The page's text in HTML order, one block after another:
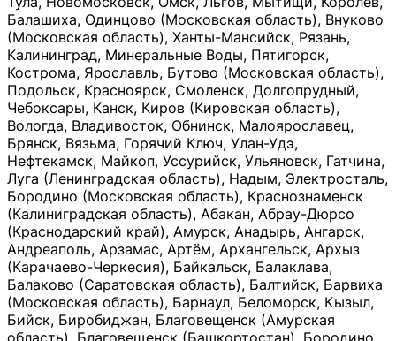
Балашиха, Одинцово (Московская область), Внуково
(Московская область), Ханты-Мансийск, Рязань,
Калининград, Минеральные Воды, Пятигорск,
Кострома, Ярославль, Бутово (Московская область),
Подольск, Красноярск, Смоленск, Долгопрудный,
Чебоксары, Канск, Киров (Кировская область),
Вологда, Владивосток, Обнинск, Малоярославец,
Брянск, Вязьма, Горячий Ключ, Улан-Удэ,
Нефтекамск, Майкоп, Уссурийск, Ульяновск, Гатчина,
Луга (Ленинградская область), Надым, Электросталь,
Бородино (Московская область), Краснознаменск
(Калиниградская область), Абакан, Абрау-Дюрсо
(Краснодарский край), Амурск, Анадырь, Ангарск,
Андреаполь, Арзамас, Артём, Архангельск, Архыз
(Карачаево-Черкесия), Байкальск, Балаклава,
Балаково (Саратовская область), Балтийск, Барвиха
(Московская область), Барнаул, Беломорск, Кызыл,
Бийск, Биробиджан, Благовещенск (Амурская
область), Благовещенск (Башкортостан), Бородино,